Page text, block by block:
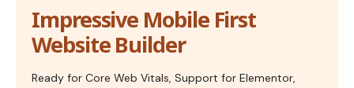
Impressive Mobile First
Website Builder
Ready for Core Web Vitals, Support for Elementor,